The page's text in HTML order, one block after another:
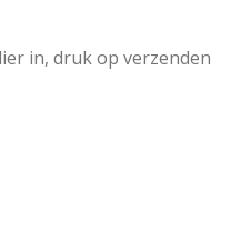
in, druk op verzenden